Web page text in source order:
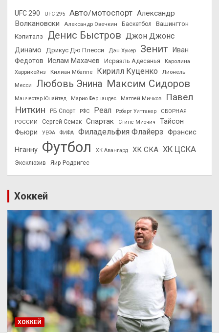
UFC 290 UFC 295 Авто/мотоспорт Александр
Волкановски
Александр Овечкин Баскетбол
Вашингтон
Кэпиталз
Денис Быстров Джон Джонс
Динамо Дрикус Дю Плесси Дэн Хукер Зенит Иван
Федотов
Ислам Махачев Исраэль Адесанья
Каролина
Харрикейнз
Килиан Мбаппе Кирилл Куценко
Лионель
Месси
Любовь Энина Максим Сидоров
Манчестер Юнайтед Марио Фернандес Матвей Мичков
Павел
Ниткин
РБ Спорт РФС Реал Роберт Уиттакер
СБОРНАЯ
РОССИИ
Сергей Семак Спартак Стипе Миочич
Тайсон
Фьюри
УЕФА ФИФА Филадельфия Флайерз Фрэнсис
Нганну Футбол ХК Авангард ХК СКА ХК ЦСКА
Эксклюзив Яир Родригес
Хоккей
ХОККЕЙ